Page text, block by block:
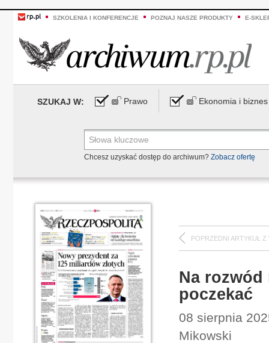
SZKOLENIA I KONFERENCJE POZNAJ NASZE PRODUKTY E-
SZUKAJ W: Prawo Ekonomia i biznes
Chcesz uzyskać dostęp do archiwum? Zobacz ofertę
POPRZEDNI ARTYKUŁ Z
Na
poczekać
08 sierpnia
Mikowski